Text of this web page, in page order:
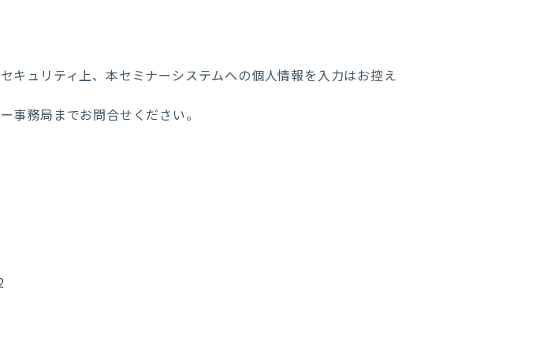
ュリティ上、本セミナーシステムへの個人情報を入力はお控え
務局までお問合せください。